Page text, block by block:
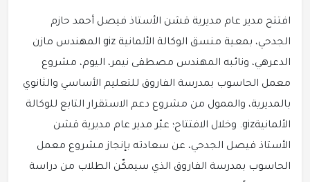
افتتح مدير عام مديرية قشن الأستاذ فيصل أحمد حازم
الجدحي، بمعية منسق الوكالة الألمانية giz المهندس مازن
الدعرهي، ونائبه المهندس مصطفى نيمر، اليوم، مشروع
معمل الحاسوب بمدرسة الفاروق للتعليم الأساسي والثانوي
بالمديرية، والممول من مشروع دعم الاستقرار التابع للوكالة
الألمانيةgiz. وخلال الافتتاح؛ عبّر مدير عام مديرية قشن
الأستاذ فيصل الجدحي، عن سعادته بإنجاز مشروع معمل
الحاسوب بمدرسة الفاروق الذي سيمكّن الطلاب من دراسة